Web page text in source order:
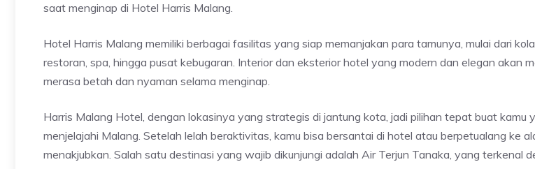
saat menginap di Hotel Harris Malang.
Hotel Harris Malang memiliki berbagai fasilitas yang siap memanjakan para tamunya, mulai dari
restoran, spa, hingga pusat kebugaran. Interior dan eksterior hotel yang modern dan elegan akan
merasa betah dan nyaman selama menginap.
Harris Malang Hotel, dengan lokasinya yang strategis di jantung kota, jadi pilihan tepat buat kamu
menjelajahi Malang. Setelah lelah beraktivitas, kamu bisa bersantai di hotel atau berpetualang ke
menakjubkan. Salah satu destinasi yang wajib dikunjungi adalah Air Terjun Tanaka, yang terkenal